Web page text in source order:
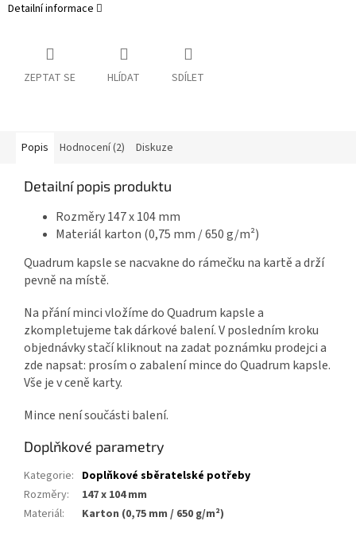
Detailní informace
ZEPTAT SE HLÍDAT SDÍLET
Popis Hodnocení (2) Diskuze
Detailní popis produktu
Rozměry 147 x 104 mm
Materiál karton (0,75 mm / 650 g/m²)
Quadrum kapsle se nacvakne do rámečku na kartě a drží
pevně na místě.
Na přání minci vložíme do Quadrum kapsle a
zkompletujeme tak dárkové balení. V posledním kroku
objednávky stačí kliknout na zadat poznámku prodejci a
zde napsat: prosím o zabalení mince do Quadrum kapsle.
Vše je v ceně karty.
Mince není součásti balení.
Doplňkové parametry
Kategorie: Doplňkové sběratelské potřeby
Rozměry:
147 x 104 mm
Materiál: Karton (0,75 mm / 650 g/m²)